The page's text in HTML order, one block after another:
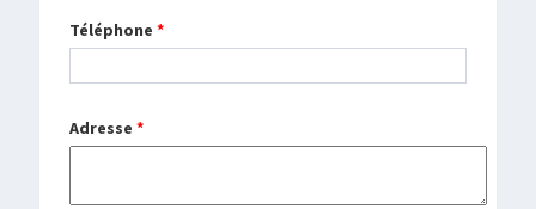
Téléphone *
Adresse *